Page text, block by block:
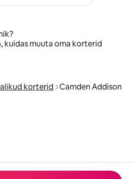
kuidas muuta oma korterid
korterid Camden Addison